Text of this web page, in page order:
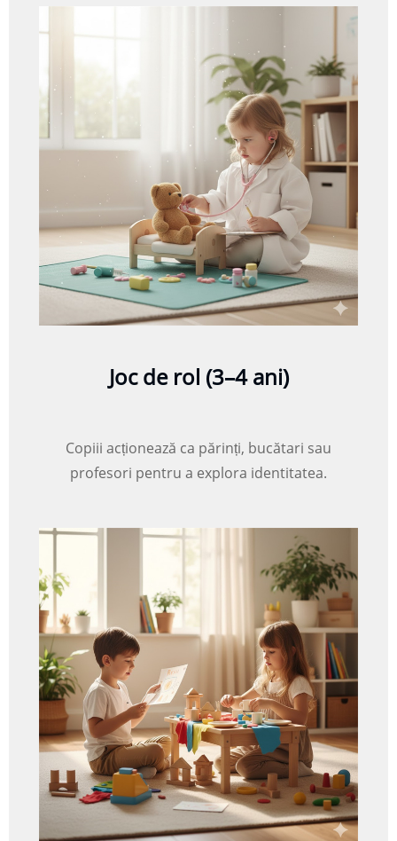
Joc de rol (3–4 ani)
Copiii acționează ca părinți, bucătari sau
profesori pentru a explora identitatea.